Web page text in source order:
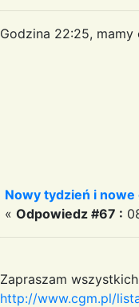
Godzina 22:25,
Nowy tydzień i nowe
« Odpowiedz #67 :
Zapraszam
http://www.cgm.pl/